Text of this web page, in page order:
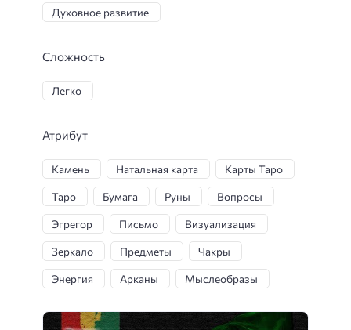
Духовное развитие
Сложность
Легко
Атрибут
Камень Натальная карта Карты Таро
Таро Бумага Руны Вопросы
Эгрегор Письмо Визуализация
Зеркало Предметы Чакры
Энергия Арканы Мыслеобразы